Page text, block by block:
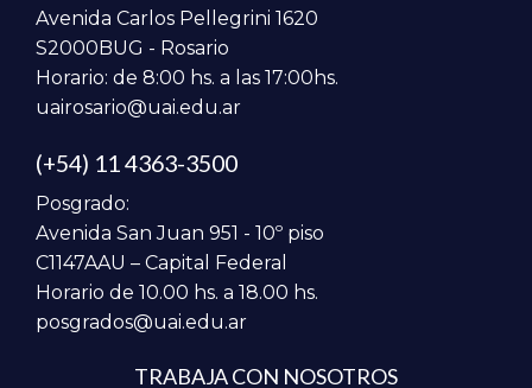
Avenida Carlos Pellegrini 1620
S2000BUG - Rosario
Horario: de 8:00 hs. a las 17:00hs.
uairosario@uai.edu.ar
(+54) 11 4363-3500
Posgrado:
Avenida San Juan 951 - 10º piso
C1147AAU – Capital Federal
Horario de 10.00 hs. a 18.00 hs.
posgrados@uai.edu.ar
TRABAJA CON NOSOTROS